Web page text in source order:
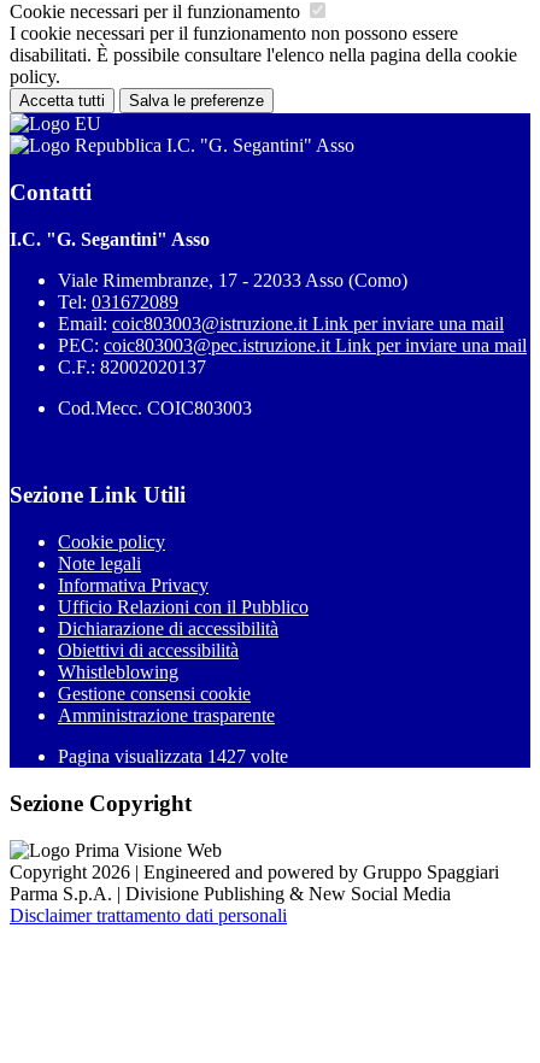
Cookie necessari per il funzionamento
I cookie necessari per il funzionamento non possono essere
disabilitati. È possibile consultare l'elenco nella pagina della cookie
policy.
Accetta tutti Salva le preferenze
I.C. "G. Segantini" Asso
Contatti
I.C. "G. Segantini" Asso
Viale Rimembranze, 17 - 22033 Asso (Como)
Tel: 031672089
Email: coic803003@istruzione.it Link per inviare una mail
PEC: coic803003@pec.istruzione.it Link per inviare una mail
C.F.: 82002020137
Cod.Mecc. COIC803003
Sezione Link Utili
Cookie policy
Note legali
Informativa Privacy
Ufficio Relazioni con il Pubblico
Dichiarazione di accessibilità
Obiettivi di accessibilità
Whistleblowing
Gestione consensi cookie
Amministrazione trasparente
Pagina visualizzata 1427 volte
Sezione Copyright
Copyright 2026 | Engineered and powered by Gruppo Spaggiari
Parma S.p.A. | Divisione Publishing & New Social Media
Disclaimer trattamento dati personali